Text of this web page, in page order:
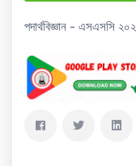
পদার্থবিজ্ঞান - এসএসসি